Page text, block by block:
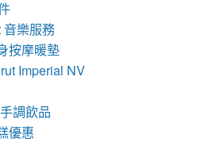
音樂服務
按摩暖墊
Imperial NV
調飲品
優惠